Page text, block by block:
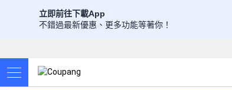
立即前往下載App
不錯過最新優惠、更多功能等著你！